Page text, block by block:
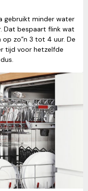
gebruikt minder water
Dat bespaart flink wat
op zo”n 3 tot 4 uur. De
tijd voor hetzelfde